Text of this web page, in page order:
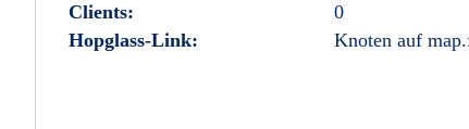
Clients:
0
Hopglass-Link:
Knoten auf